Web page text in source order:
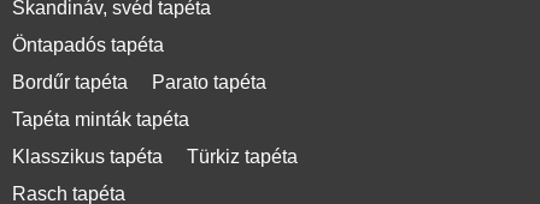
Skandináv, svéd tapéta
Öntapadós tapéta
Bordűr tapéta
Parato tapéta
Tapéta minták tapéta
Klasszikus tapéta
Türkiz tapéta
Rasch tapéta